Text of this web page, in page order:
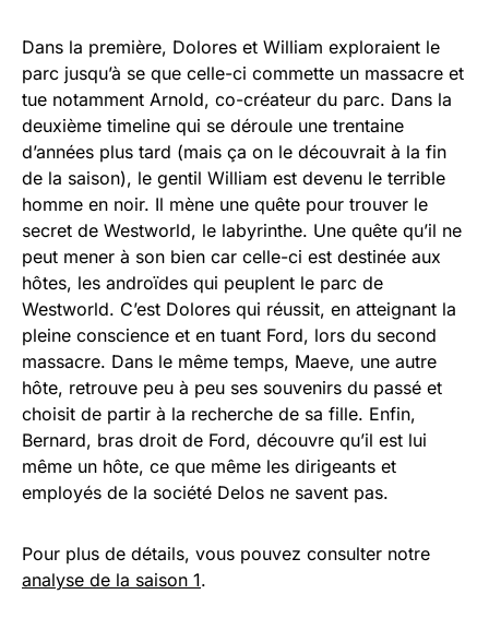
Dans la première, Dolores et William exploraient le
parc jusqu’à se que celle-ci commette un massacre et
tue notamment Arnold, co-créateur du parc. Dans la
deuxième timeline qui se déroule une trentaine
d’années plus tard (mais ça on le découvrait à la fin
de la saison), le gentil William est devenu le terrible
homme en noir. Il mène une quête pour trouver le
secret de Westworld, le labyrinthe. Une quête qu’il ne
peut mener à son bien car celle-ci est destinée aux
hôtes, les androïdes qui peuplent le parc de
Westworld. C’est Dolores qui réussit, en atteignant la
pleine conscience et en tuant Ford, lors du second
massacre. Dans le même temps, Maeve, une autre
hôte, retrouve peu à peu ses souvenirs du passé et
choisit de partir à la recherche de sa fille. Enfin,
Bernard, bras droit de Ford, découvre qu’il est lui
même un hôte, ce que même les dirigeants et
employés de la société Delos ne savent pas.
Pour plus de détails, vous pouvez consulter notre
analyse de la saison 1.